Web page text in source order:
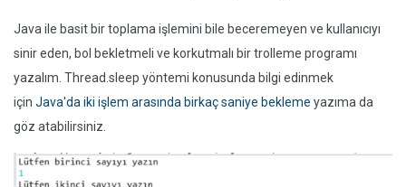
Java ile basit bir toplama işlemini bile beceremeyen ve kullanıcıyı
sinir eden, bol bekletmeli ve korkutmalı bir trolleme programı
yazalım. Thread.sleep yöntemi konusunda bilgi edinmek
için Java'da iki işlem arasında birkaç saniye bekleme yazıma da
göz atabilirsiniz.